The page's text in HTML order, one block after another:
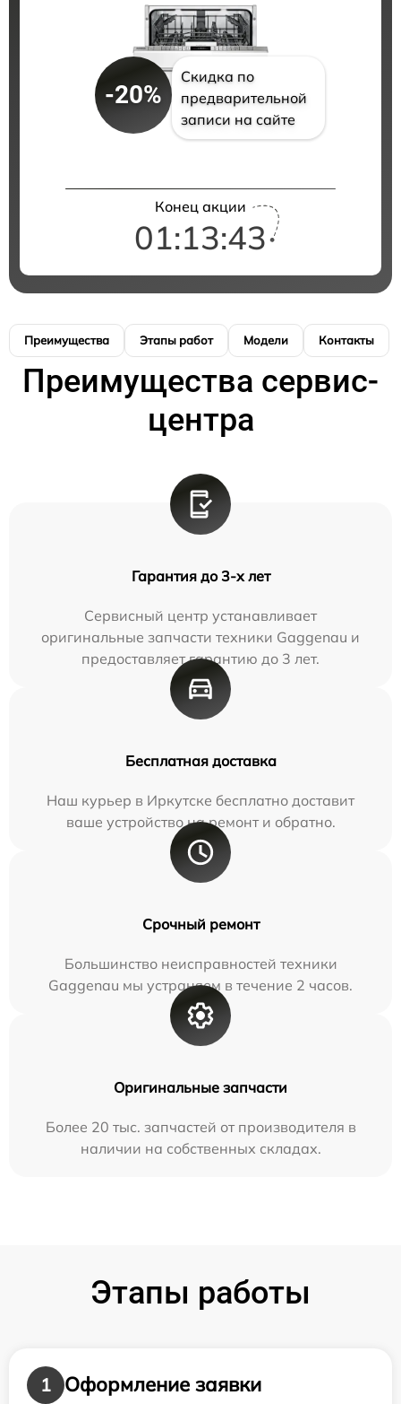
-20%
Скидка по
предварительной
записи на сайте
Конец акции
01:13:42
Преимущества Этапы работ Модели Контакты
Преимущества сервис-
центра
Гарантия до 3-х лет
Сервисный центр устанавливает
оригинальные запчасти техники Gaggenau и
предоставляет гарантию до 3 лет.
Бесплатная доставка
Наш курьер в Иркутске бесплатно доставит
ваше устройство на ремонт и обратно.
Срочный ремонт
Большинство неисправностей техники
Gaggenau мы устраняем в течение 2 часов.
Оригинальные запчасти
Более 20 тыс. запчастей от производителя в
наличии на собственных складах.
Этапы работы
1 Оформление заявки